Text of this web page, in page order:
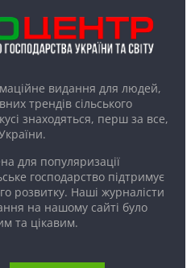
видання для людей,
трендів сільського
знаходяться, перш за все,
для популяризації
господарство підтримує
розвитку. Наші журналісти
на нашому сайті було
та цікавим.